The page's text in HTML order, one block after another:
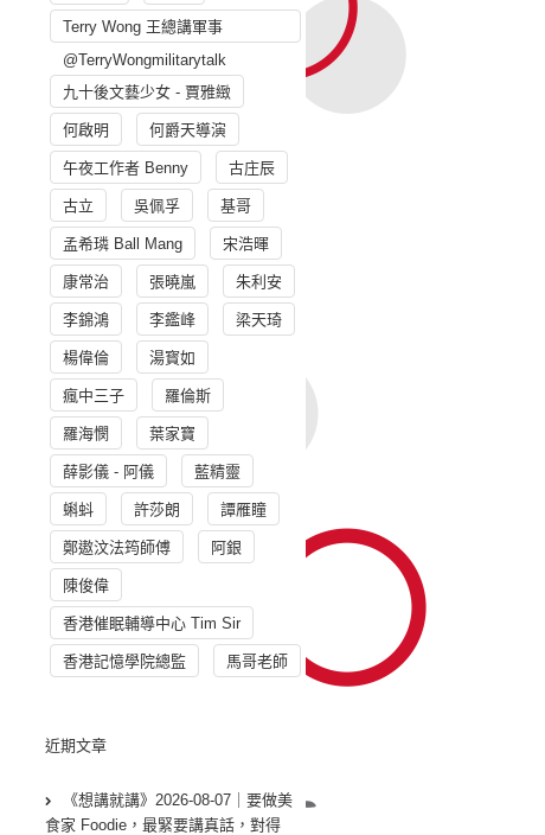
Terry Wong 王總講軍事
@TerryWongmilitarytalk
九十後文藝少女 - 賈雅緻
何啟明 何爵天導演
午夜工作者 Benny 古庄辰
古立 吳佩孚 基哥
孟希璘 Ball Mang 宋浩暉
康常治 張曉嵐 朱利安
李錦鴻 李鑑峰 梁天琦
楊偉倫 湯寳如
瘋中三子 羅倫斯
羅海憫 葉家寶
薛影儀 - 阿儀 藍精靈
蝌蚪 許莎朗 譚雁瞳
鄭遨汶法筠師傅 阿銀
陳俊偉
香港催眠輔導中心 Tim Sir
香港記憶學院總監 馬哥老師
近期文章
《想講就講》2026-08-07｜要做美
食家 Foodie，最緊要講真話，對得